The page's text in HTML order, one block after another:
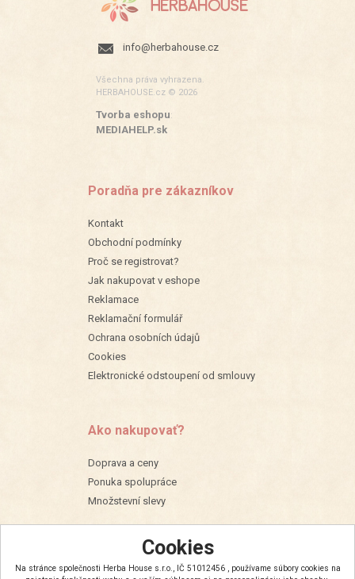
Cookies
Na stránce společnosti Herba House s.r.o., IČ 51012456 , používame súbory cookies na
info@herbahouse.cz
Všechna práva vyhrazena.
HERBAHOUSE.cz © 2026
Tvorba eshopu:
MEDIAHELP.sk
Poradňa pre zákazníkov
Kontakt
Obchodní podmínky
Proč se registrovat?
Jak nakupovat v eshope
Reklamace
Reklamační formulář
Ochrana osobních údajů
Cookies
Elektronické odstoupení od smlouvy
Ako nakupovať?
Doprava a ceny
Ponuka spolupráce
Množstevní slevy